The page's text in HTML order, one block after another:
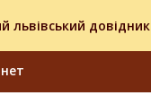
львівський довідник